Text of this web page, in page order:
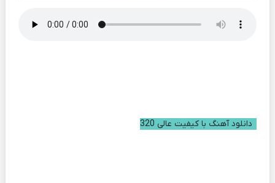
دانلود آهنگ با کیفیت عالی 320